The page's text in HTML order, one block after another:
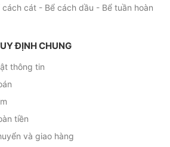
cát - Bể cách dầu - Bể tuần hoàn
ĐỊNH CHUNG
thông tin
tiền
và giao hàng